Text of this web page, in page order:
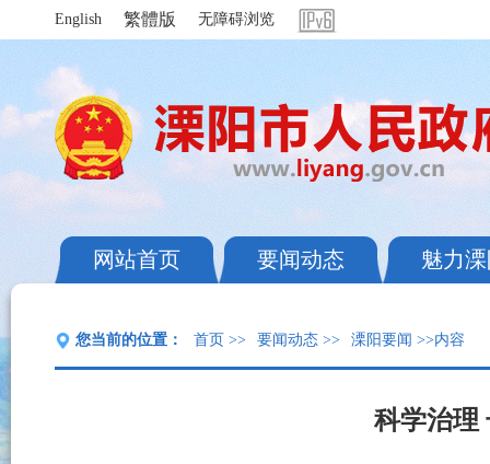
English 繁體版 无障碍浏览
网站首页 要闻动态 魅力
您当前的位置： 首页 >> 要闻动态 >> 溧阳要闻 >>内容
科学治理